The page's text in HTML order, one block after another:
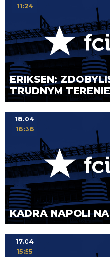
ERIKSEN:
TRUDNYM TERENIE
11:24
KADRA NAPOLI
18.04
16:36
17.04
15:55